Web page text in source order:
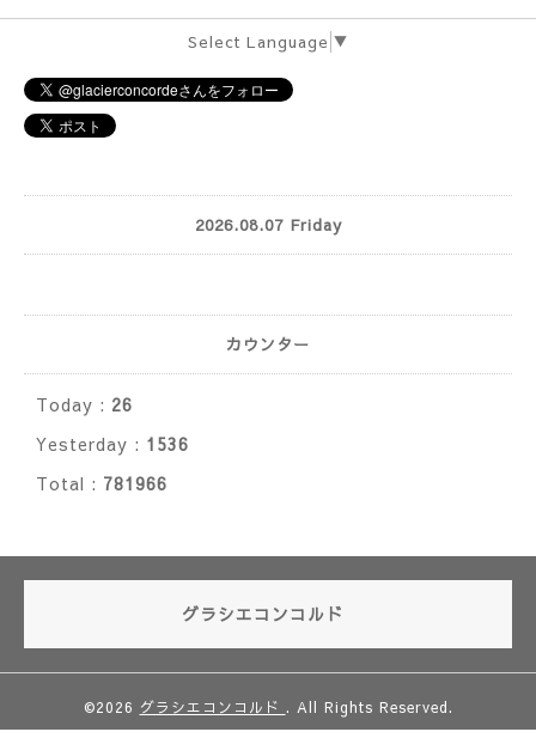
Select Language ▼
2026.08.07 Friday
カウンター
Today : 26
Yesterday : 1536
Total : 781966
グラシエコンコルド
©2026 グラシエコンコルド . All Rights Reserved.